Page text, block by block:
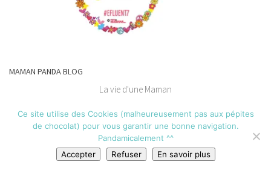
MAMAN PANDA BLOG
La vie d'une Maman
Parfaite(presque Lol),
Affectueuse(Trop!),
Névrosée(beaucoup),
Drôle(j'espère),
Ce site utilise des Cookies (malheureusement pas aux pépites de
chocolat) pour vous garantir une bonne navigation.
Pandamicalement ^^
Ce site utilise des Cookies (malheureusement pas aux pépites
de chocolat) pour vous garantir une bonne navigation.
Pandamicalement ^^
Accepter
Refuser En savoir plus